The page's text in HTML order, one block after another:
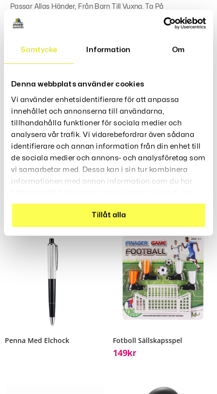
Samtycke Information Om
Denna webbplats använder cookies
Vi använder enhetsidentifierare för att anpassa
innehållet och annonserna till användarna,
tillhandahålla funktioner för sociala medier och
analysera vår trafik. Vi vidarebefordrar även sådana
identifierare och annan information från din enhet till
de sociala medier och annons- och analysföretag som
vi samarbetar med. Dessa kan i sin tur kombinera
informationen med annan information som du har
använt deras tjänster.
Tillåt alla
Passar Allas Händer, Från Barn Till Vuxna. Ta På
Leksakshänderna, Du Är En Superhjälte. De Stora
Plyschhänderna Gör Att Du Ser Ut Som En Superhjälte I
Storlek One-Size
2x Handskar
Recensioner (0)
Relaterade Produkter
Penna Med Elchock Fotboll Sällskapsspel
149Kr